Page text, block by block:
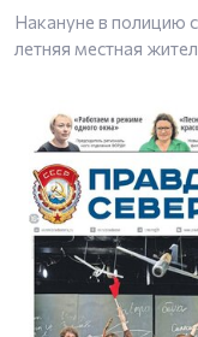
Накануне в полицию
летняя местная